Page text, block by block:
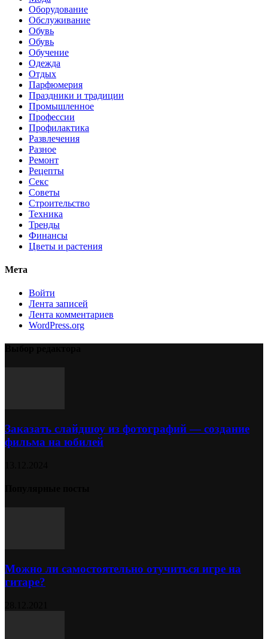
Оборудование
Обслуживание
Обувь
Обувь
Обучение
Одежда
Отдых
Парфюмерия
Праздники и традиции
Промышленное
Профессии
Профилактика
Развлечения
Разное
Ремонт
Рецепты
Секс
Советы
Строительство
Техника
Тренды
Финансы
Цветы и растения
Мета
Войти
Лента записей
Лента комментариев
WordPress.org
Заказать слайдшоу из фотографий — создание
фильма на юбилей
Можно ли самостоятельно отучиться игре на
гитаре?